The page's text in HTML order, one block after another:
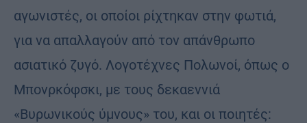
αγωνιστές, οι οποίοι ρίχτηκαν στην φωτιά,
για να απαλλαγούν από τον απάνθρωπο
ασιατικό ζυγό. Λογοτέχνες Πολωνοί, όπως ο
Μπονρκόφσκι, με τους δεκαεννιά
«Βυρωνικούς ύμνους» του, και οι ποιητές: